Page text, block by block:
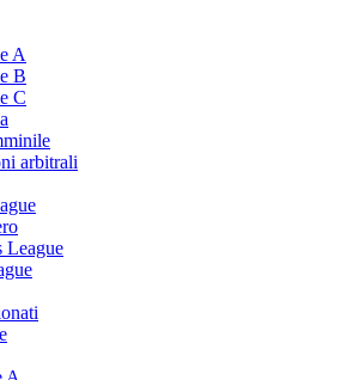
A
B
C
arbitrali
League